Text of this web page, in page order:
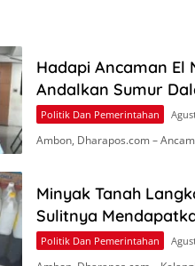
Hadapi Ancaman El
Andalkan Sumur
Politik Dan Pemerintahan
Ambon, Dharapos.com –
Minyak Tanah
Sulitnya
Politik Dan Pemerintahan